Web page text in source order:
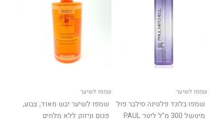
שמפו לשיער
שמפו בלונד פלטינה סילבר פול
מיטשל 300 מ"ל ליטר PAUL
בעמוד
המוצר
שמפו לשיער
שמפו לשיער יבש מאוד, צבוע,
פגום וניזוק ללא מלחים